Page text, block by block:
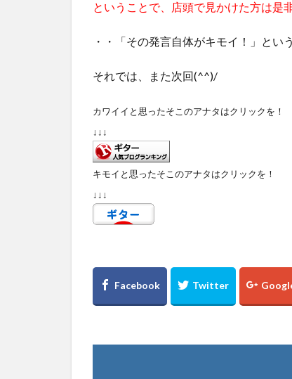
ということで、店頭で見かけた方は是
・・「その発言自体がキモイ！」とい
それでは、また次回(^^)/
カワイイと思ったそこのアナタはクリックを！
↓↓↓
キモイと思ったそこのアナタはクリックを！
↓↓↓